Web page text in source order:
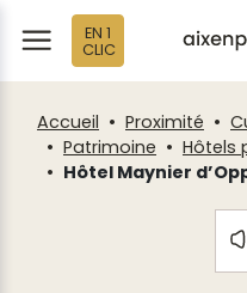
EN 1
CLIC
Accueil Proximité
Patrimoine
Hôtels
Hôtel Maynier
Fenêtre
de
chat
Panneau de gestion des